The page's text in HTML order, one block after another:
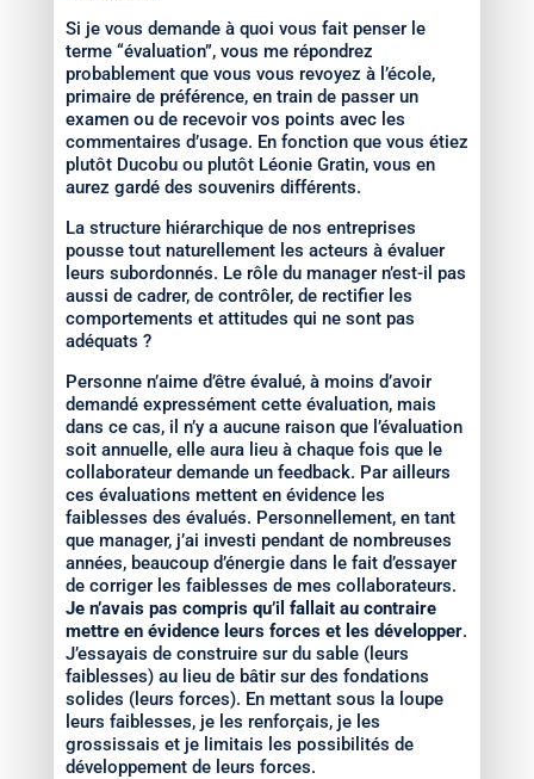
Si je vous demande à quoi vous fait penser le
terme “évaluation”, vous me répondrez
probablement que vous vous revoyez à l’école,
primaire de préférence, en train de passer un
examen ou de recevoir vos points avec les
commentaires d’usage. En fonction que vous étiez
plutôt Ducobu ou plutôt Léonie Gratin, vous en
aurez gardé des souvenirs différents.
La structure hiérarchique de nos entreprises
pousse tout naturellement les acteurs à évaluer
leurs subordonnés. Le rôle du manager n’est-il pas
aussi de cadrer, de contrôler, de rectifier les
comportements et attitudes qui ne sont pas
adéquats ?
Personne n’aime d’être évalué, à moins d’avoir
demandé expressément cette évaluation, mais
dans ce cas, il n’y a aucune raison que l’évaluation
soit annuelle, elle aura lieu à chaque fois que le
collaborateur demande un feedback. Par ailleurs
ces évaluations mettent en évidence les
faiblesses des évalués. Personnellement, en tant
que manager, j’ai investi pendant de nombreuses
années, beaucoup d’énergie dans le fait d’essayer
de corriger les faiblesses de mes collaborateurs.
Je n’avais pas compris qu’il fallait au contraire
mettre en évidence leurs forces et les développer.
J’essayais de construire sur du sable (leurs
faiblesses) au lieu de bâtir sur des fondations
solides (leurs forces). En mettant sous la loupe
leurs faiblesses, je les renforçais, je les
grossissais et je limitais les possibilités de
développement de leurs forces.